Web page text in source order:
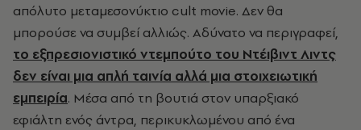
απόλυτο μεταμεσονύκτιο cult movie. Δεν θα
μπορούσε να συμβεί αλλιώς. Αδύνατο να περιγραφεί,
το εξπρεσιονιστικό ντεμπούτο του Ντέιβιντ Λιντς
δεν είναι μια απλή ταινία αλλά μια στοιχειωτική
εμπειρία. Μέσα από τη βουτιά στον υπαρξιακό
εφιάλτη ενός άντρα, περικυκλωμένου από ένα